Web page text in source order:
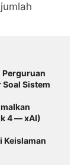
Perguruan
Sistem
4 — xAI)
Keislaman